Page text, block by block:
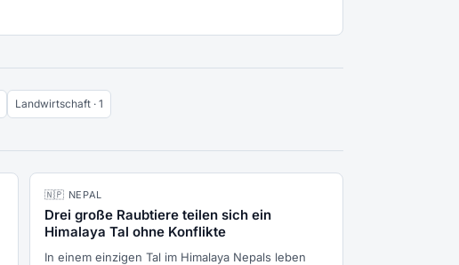
Landwirtschaft · 1
🇳🇵 NEPAL
Drei große Raubtiere teilen sich ein
Himalaya Tal ohne Konflikte
In einem einzigen Tal im Himalaya Nepals leben